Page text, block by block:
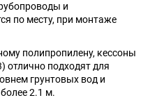
и
по месту, при монтаже
полипропилену, кессоны
отлично подходят для
грунтовых вод и
2.1 м.